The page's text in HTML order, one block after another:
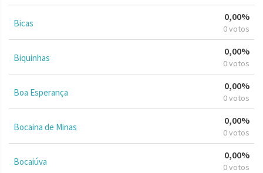
Bicas
0,00%
0 votos
Biquinhas
0,00%
0 votos
Boa Esperança
0,00%
0 votos
Bocaina de Minas
0,00%
0 votos
Bocaiúva
0,00%
0 votos